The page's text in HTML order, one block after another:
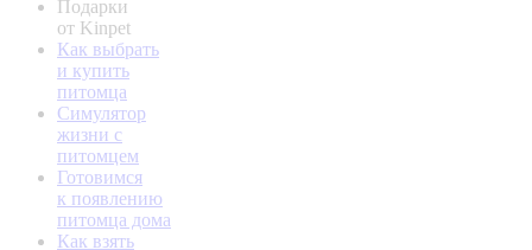
Подарки
от Kinpet
Как выбрать
и купить
питомца
Симулятор
жизни с
питомцем
Готовимся
к появлению
питомца дома
Как взять